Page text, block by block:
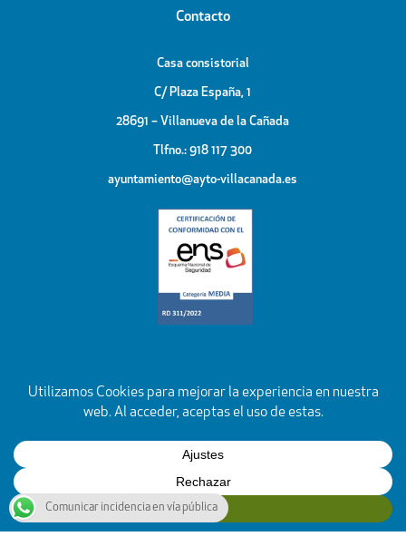
Contacto
Casa consistorial
C/ Plaza España, 1
28691 – Villanueva de la Cañada
Tlfno.: 918 117 300
ayuntamiento@ayto-villacanada.es
Comunicar incidencia en vía pública